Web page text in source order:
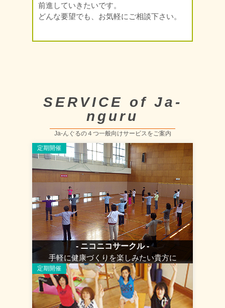
前進していきたいです。
どんな要望でも、お気軽にご相談下さい。
SERVICE of Ja-
nguru
Ja-んぐるの４つ一般向けサービスをご案内
定期開催
- ニコニコサークル -
手軽に健康づくりを楽しみたい貴方に
定期開催